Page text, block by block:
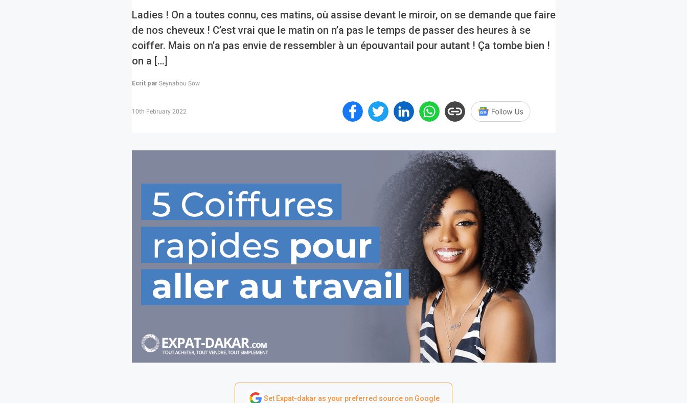
Ladies ! On a toutes connu, ces matins, où assise devant le miroir, on se demande que faire
de nos cheveux ! C’est vrai que le matin on n’a pas le temps de passer des heures à se
coiffer. Mais on n’a pas envie de ressembler à un épouvantail pour autant ! Ça tombe bien !
on a […]
Écrit parSeynabou Sow.
10th February 2022
Set Expat-dakar as your preferred source on Google